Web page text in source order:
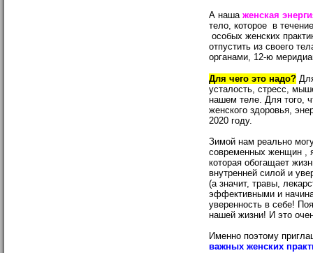
А наша женская
тело, которое в
особых женских
отпустить из своего
органами, 12-ю
Для чего это надо?Для
усталость, стресс,
нашем теле. Для того,
женского здоровья,
2020 году.
Зимой нам реально
современных женщин ,
которая обогащает
внутренней силой и
(а значит, травы,
эффективными и
уверенность в себе!
нашей жизни! И это
Именно поэтому
важных женских